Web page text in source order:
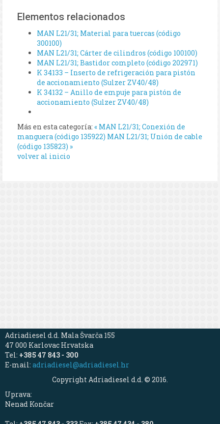
Elementos relacionados
MAN L21/31; Material para tuercas (código
300100)
MAN L21/31; Cárter de cilindros (código 100100)
MAN L21/31; Bastidor completo (código 202971)
K 34133 – Inserto de refrigeración para pistón
de accionamiento (Sulzer ZV40/48)
K 34132 – Anillo de empuje para pistón de
accionamiento (Sulzer ZV40/48)
Más en esta categoría: « MAN L21/31; Conexión de
manguera (código 135922) MAN L21/31; Unión de cable
(código 135823) »
volver al inicio
Adriadiesel d.d. Mala Švarča 155
47 000 Karlovac Hrvatska
Tel: +385 47 843 - 300
E-mail: adriadiesel@adriadiesel.hr
Copyright Adriadiesel d.d. © 2016.
Uprava:
Nenad Končar